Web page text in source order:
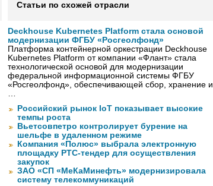
Статьи по схожей отрасли
Deckhouse Kubernetes Platform стала основой
модернизации ФГБУ «Росгеолфонд»
Платформа контейнерной оркестрации Deckhouse
Kubernetes Platform от компании «Флант» стала
технологической основой для модернизации
федеральной информационной системы ФГБУ
«Росгеолфонд», обеспечивающей сбор, хранение и
…
Российский рынок IoT показывает высокие
темпы роста
Вьетсовпетро контролирует бурение на
шельфе в удаленном режиме
Компания «Полюс» выбрала электронную
площадку РТС-тендер для осуществления
закупок
ЗАО «СП «МеКаМинефть» модернизировала
систему телекоммуникаций